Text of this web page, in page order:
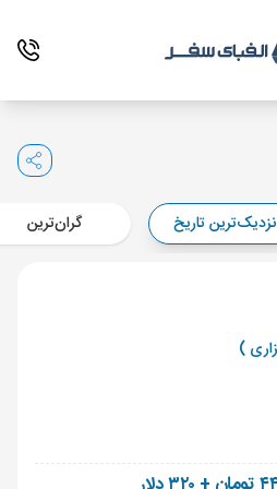
نزدیک‌ترین تاریخ گران‌ترین